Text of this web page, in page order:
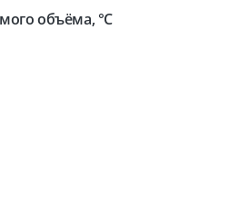
объёма, °C